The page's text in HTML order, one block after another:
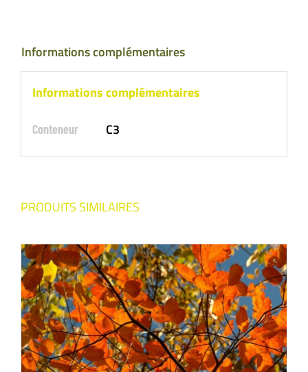
Informations complémentaires
Informations complémentaires
Conteneur C3
PRODUITS SIMILAIRES